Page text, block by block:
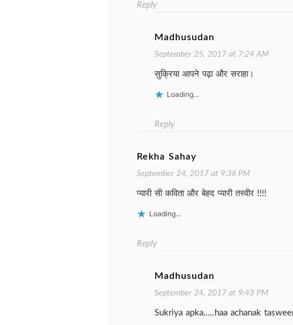
Reply
Madhusudan
September 25, 2017 at 7:24 AM
सुक्रिया आपने पढ़ा और सराहा।
Loading...
Reply
Rekha Sahay
September 24, 2017 at 9:36 PM
प्यारी सी कविता और बेहद प्यारी तस्वीर !!!!
Loading...
Reply
Madhusudan
September 24, 2017 at 9:43 PM
Sukriya apka…..haa achanak